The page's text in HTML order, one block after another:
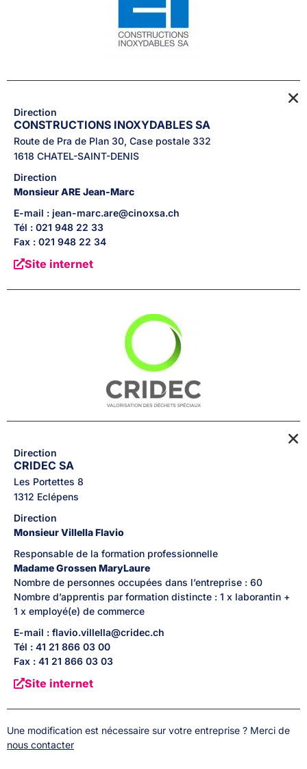
Direction
CONSTRUCTIONS INOXYDABLES SA
Route de Pra de Plan 30, Case postale 332
1618 CHATEL-SAINT-DENIS
Direction
MonsieurARE Jean-Marc
E-mail : jean-marc.are@cinoxsa.ch
Tél : 021 948 22 33
Fax : 021 948 22 34
Site internet
Direction
CRIDEC SA
Les Portettes 8
1312 Eclépens
Direction
MonsieurVillellaFlavio
Responsable de la formation professionnelle
MadameGrossenMaryLaure
Nombre de personnes occupées dans l’entreprise : 60
Nombre d’apprentis par formation distincte : 1 x laborantin +
1 x employé(e) de commerce
E-mail : flavio.villella@cridec.ch
Tél : 41 21 866 03 00
Fax : 41 21 866 03 03
Site internet
Une modification est nécessaire sur votre entreprise ? Merci de
nous contacter